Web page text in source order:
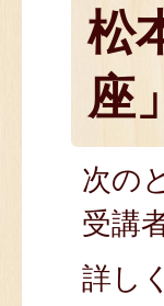
松
座
次の
受講
詳し